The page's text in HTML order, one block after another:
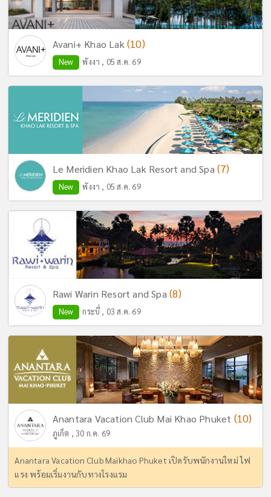
Avani+ Khao Lak (10)
New พังงา , 05 ส.ค. 69
Le Meridien Khao Lak Resort and Spa (7)
New พังงา , 05 ส.ค. 69
Rawi Warin Resort and Spa (8)
New กระบี่ , 03 ส.ค. 69
Anantara Vacation Club Mai Khao Phuket (10)
ภูเก็ต , 30 ก.ค. 69
Anantara Vacation Club Maikhao Phuket เปิดรับพนักงานใหม่ ไฟ
แรง พร้อมเริ่มงานกับทางโรงแรม